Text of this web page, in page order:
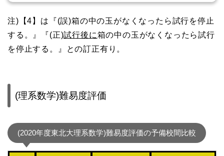
注)【4】は『(誤)箱の中の玉がなくなったら試行を停止
する。』『(正)試行後に箱の中の玉がなくなったら試行
を停止する。』との訂正有り。
(理系数学)難易度評価
(2020年度東北大理系数学)難易度評価の予備校間比較